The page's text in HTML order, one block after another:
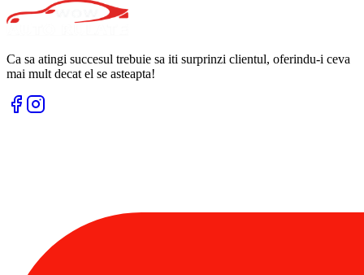
Ca sa atingi succesul trebuie sa iti surprinzi clientul, oferindu-i ceva
mai mult decat el se asteapta!